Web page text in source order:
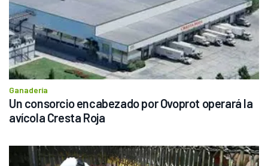
Ganadería
Un consorcio encabezado por Ovoprot operará la
avícola Cresta Roja